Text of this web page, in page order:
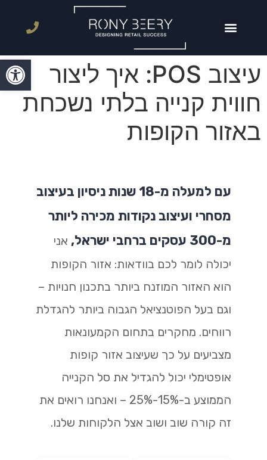
פתח
עיצוב POS: איך ליצור
חווית קנייה בלתי נשכחת
באזור הקופות
עם למעלה מ-18 שנות ניסיון בעיצוב
מסחרי ועיצוב נקודות מכירה ליותר
מ-300 עסקים ברחבי ישראל,
אני
יכולה לומר לכם בוודאות: אזור הקופות
הוא האזור המוזנח ביותר בתכנון חנויות –
וגם בעל הפוטנציאל הגבוה ביותר להגדלת
רווחים. מחקרים בתחום הקמעונאות
מצביעים על כך שעיצוב אזור קופות
אופטימלי יכול להגדיל את סל הקנייה
הממוצע ב-15%-25% – ואנחנו רואים את
זה קורה שוב ושוב אצל הלקוחות שלנו.